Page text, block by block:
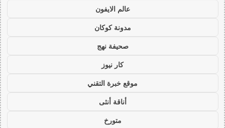
عالم الايفون
مدونة كوكان
صحيفة نهج
كار نيوز
موقع خبرة التقني
أناقة أنثى
متورخ